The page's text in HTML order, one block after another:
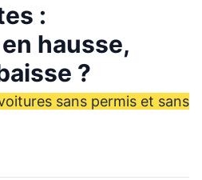
:
hausse,
?
sans permis et sans